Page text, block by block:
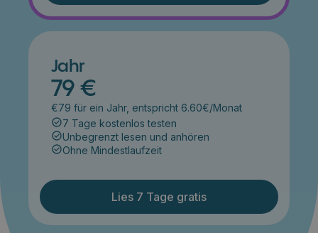
Jahr
79 €
€79 für ein Jahr, entspricht 6.60€/Monat
7 Tage kostenlos testen
Unbegrenzt lesen und anhören
Ohne Mindestlaufzeit
Lies 7 Tage gratis